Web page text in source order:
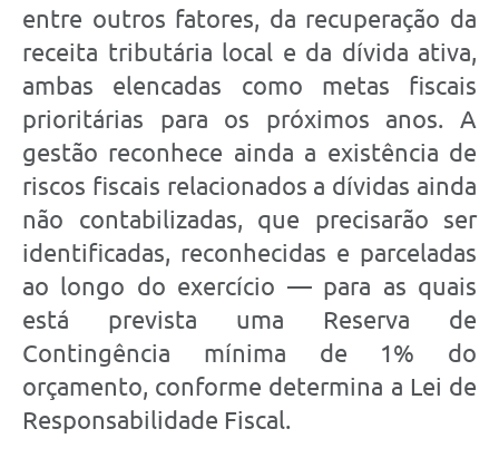
entre outros fatores, da recuperação da
receita tributária local e da dívida ativa,
ambas elencadas como metas fiscais
prioritárias para os próximos anos. A
gestão reconhece ainda a existência de
riscos fiscais relacionados a dívidas ainda
não contabilizadas, que precisarão ser
identificadas, reconhecidas e parceladas
ao longo do exercício — para as quais
está prevista uma Reserva de
Contingência mínima de 1% do
orçamento, conforme determina a Lei de
Responsabilidade Fiscal.